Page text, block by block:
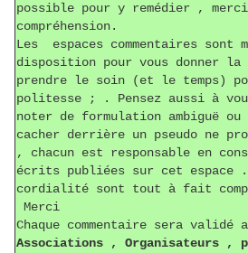
possible pour y remédier ,
compréhension.
Les espaces commentaires sont
disposition pour vous donner la
prendre le soin (et le temps)
politesse ; . Pensez aussi à
noter de formulation ambiguë
cacher derrière un pseudo ne
, chacun est responsable en
écrits publiées sur cet espace
cordialité sont tout à fait
Merci
Chaque commentaire sera
Associations , Organisateurs ,